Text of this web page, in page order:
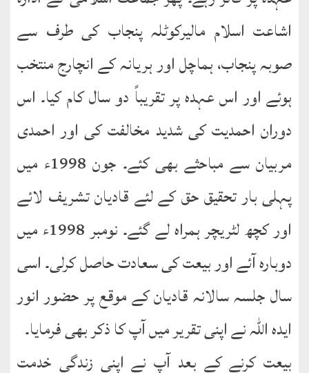
کتب
انور
اردو
کتب
تعارف
کتاب
:
’’پردہ‘‘
English
Books
راہنمائی
متفرق
اشاعت اسلام مالیرکوٹلہ پنجاب کی طرف سے
صوبہ پنجاب، ہماچل اور ہریانہ کے انچارج منتخب
ہوئے اور اس عہدہ پر تقریباً دو سال کام کیا۔ اس
دوران احمدیت کی شدید مخالفت کی اور احمدی
مربیان سے مباحثے بھی کئے۔ جون 1998ء میں
پہلی بار تحقیق حق کے لئے قادیان تشریف لائے
اور کچھ لٹریچر ہمراہ لے گئے۔ نومبر 1998ء میں
دوبارہ آئے اور بیعت کی سعادت حاصل کرلی۔ اسی
سال جلسہ سالانہ قادیان کے موقع پر حضور انور
ایدہ اللہ نے اپنی تقریر میں آپ کا ذکر بھی فرمایا۔
بیعت کرنے کے بعد آپ نے اپنی زندگی خدمت